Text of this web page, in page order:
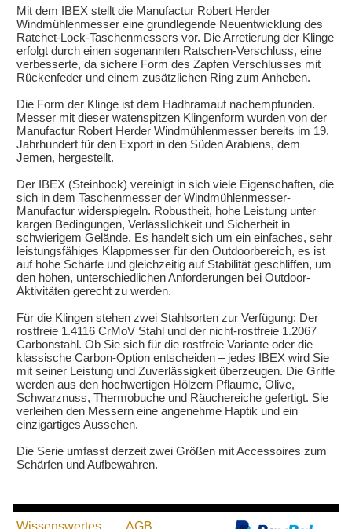
Mit dem IBEX stellt die Manufactur Robert Herder
Windmühlenmesser eine grundlegende Neuentwicklung des
Ratchet-Lock-Taschenmessers vor. Die Arretierung der Klinge
erfolgt durch einen sogenannten Ratschen-Verschluss, eine
verbesserte, da sichere Form des Zapfen Verschlusses mit
Rückenfeder und einem zusätzlichen Ring zum Anheben.
Die Form der Klinge ist dem Hadhramaut nachempfunden.
Messer mit dieser watenspitzen Klingenform wurden von der
Manufactur Robert Herder Windmühlenmesser bereits im 19.
Jahrhundert für den Export in den Süden Arabiens, dem
Jemen, hergestellt.
Der IBEX (Steinbock) vereinigt in sich viele Eigenschaften, die
sich in dem Taschenmesser der Windmühlenmesser-
Manufactur widerspiegeln. Robustheit, hohe Leistung unter
kargen Bedingungen, Verlässlichkeit und Sicherheit in
schwierigem Gelände. Es handelt sich um ein einfaches, sehr
leistungsfähiges Klappmesser für den Outdoorbereich, es ist
auf hohe Schärfe und gleichzeitig auf Stabilität geschliffen, um
den hohen, unterschiedlichen Anforderungen bei Outdoor-
Aktivitäten gerecht zu werden.
Für die Klingen stehen zwei Stahlsorten zur Verfügung: Der
rostfreie 1.4116 CrMoV Stahl und der nicht-rostfreie 1.2067
Carbonstahl. Ob Sie sich für die rostfreie Variante oder die
klassische Carbon-Option entscheiden – jedes IBEX wird Sie
mit seiner Leistung und Zuverlässigkeit überzeugen. Die Griffe
werden aus den hochwertigen Hölzern Pflaume, Olive,
Schwarznuss, Thermobuche und Räuchereiche gefertigt. Sie
verleihen den Messern eine angenehme Haptik und ein
einzigartiges Aussehen.
Die Serie umfasst derzeit zwei Größen mit Accessoires zum
Schärfen und Aufbewahren.
Wissenswertes AGB